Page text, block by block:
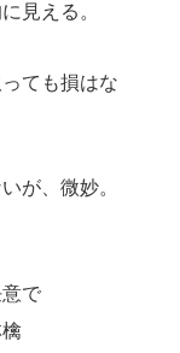
見える。
ても損はな
が、微妙。
で